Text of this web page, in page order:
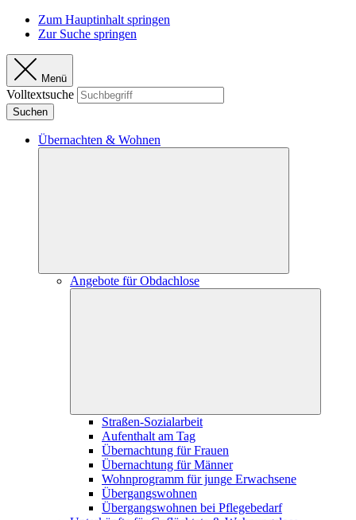
Zum Hauptinhalt springen
Zur Suche springen
Menü
Volltextsuche
Suchen
Übernachten & Wohnen
Angebote für Obdachlose
Straßen-Sozialarbeit
Aufenthalt am Tag
Übernachtung für Frauen
Übernachtung für Männer
Wohnprogramm für junge Erwachsene
Übergangswohnen
Übergangswohnen bei Pflegebedarf